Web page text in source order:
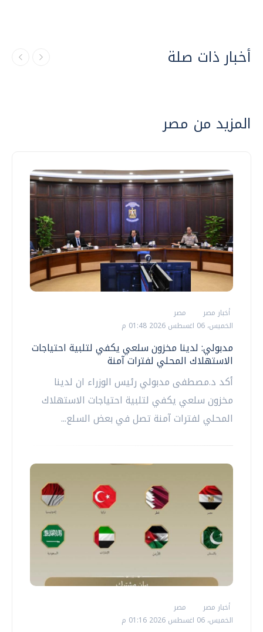
أخبار ذات صلة
المزيد من مصر
أخبار مصر
مصر
الخميس، 06 اغسطس 2026 01:48 م
مدبولي: لدينا مخزون سلعي يكفي لتلبية احتياجات
الاستهلاك المحلي لفترات آمنة
أكد د.مصطفى مدبولي رئيس الوزراء ان لدينا
مخزون سلعي يكفي لتلبية احتياجات الاستهلاك
المحلي لفترات آمنة تصل في بعض السلع...
أخبار مصر
مصر
الخميس، 06 اغسطس 2026 01:16 م